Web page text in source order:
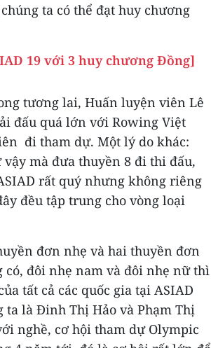
ta có thể đạt huy chương
19 với 3 huy chương Đồng]
tương lai, Huấn luyện viên Lê
đấu quá lớn với Rowing Việt
đi tham dự. Một lý do khác:
mà đưa thuyền 8 đi thi đấu,
rất quý nhưng không riêng
đều tập trung cho vòng loại
đơn nhẹ và hai thuyền đơn
đôi nhẹ nam và đôi nhẹ nữ thì
tất cả các quốc gia tại ASIAD
là Đinh Thị Hảo và Phạm Thị
nghề, cơ hội tham dự Olympic